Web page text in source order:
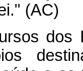
(AC)
dos